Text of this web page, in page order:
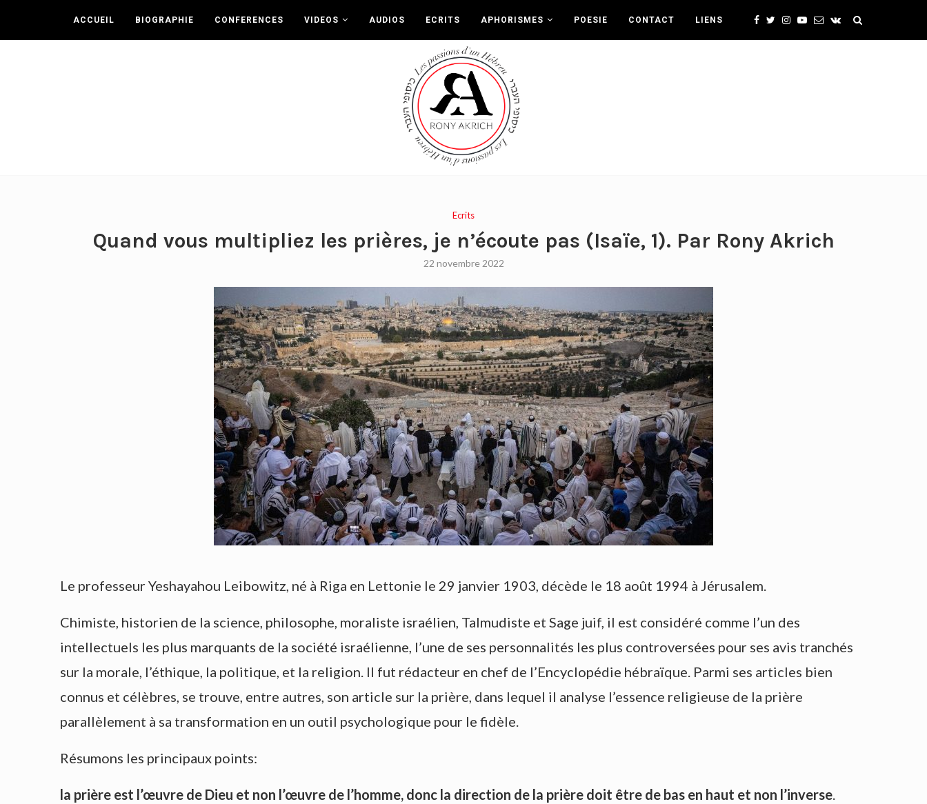
ACCUEIL BIOGRAPHIE CONFERENCES VIDEOS AUDIOS ECRITS APHORISMES POESIE CONTACT LIENS
Ecrits
Quand vous multipliez les prières, je n’écoute pas (Isaïe, 1). Par Rony Akrich
22 novembre 2022
Le professeur Yeshayahou Leibowitz, né à Riga en Lettonie le 29 janvier 1903, décède le 18 août 1994 à Jérusalem.
Chimiste, historien de la science, philosophe, moraliste israélien, Talmudiste et Sage juif, il est considéré comme l’un des
intellectuels les plus marquants de la société israélienne, l’une de ses personnalités les plus controversées pour ses avis tranchés
sur la morale, l’éthique, la politique, et la religion. Il fut rédacteur en chef de l’Encyclopédie hébraïque. Parmi ses articles bien
connus et célèbres, se trouve, entre autres, son article sur la prière, dans lequel il analyse l’essence religieuse de la prière
parallèlement à sa transformation en un outil psychologique pour le fidèle.
Résumons les principaux points:
la prière est l’œuvre de Dieu et non l’œuvre de l’homme, donc la direction de la prière doit être de bas en haut et non l’inverse.